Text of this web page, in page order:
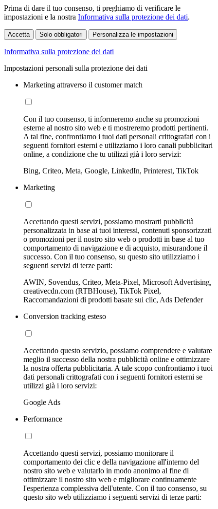
Prima di dare il tuo consenso, ti preghiamo di verificare le
impostazioni e la nostra Informativa sulla protezione dei dati.
Accetta Solo obbligatori Personalizza le impostazioni
Informativa sulla protezione dei dati
Impostazioni personali sulla protezione dei dati
Marketing attraverso il customer match
Con il tuo consenso, ti informeremo anche su promozioni
esterne al nostro sito web e ti mostreremo prodotti pertinenti.
A tal fine, confrontiamo i tuoi dati personali crittografati con i
seguenti fornitori esterni e utilizziamo i loro canali pubblicitari
online, a condizione che tu utilizzi già i loro servizi:
Bing, Criteo, Meta, Google, LinkedIn, Printerest, TikTok
Marketing
Accettando questi servizi, possiamo mostrarti pubblicità
personalizzata in base ai tuoi interessi, contenuti sponsorizzati
o promozioni per il nostro sito web o prodotti in base al tuo
comportamento di navigazione e di acquisto, misurandone il
successo. Con il tuo consenso, su questo sito utilizziamo i
seguenti servizi di terze parti:
AWIN, Sovendus, Criteo, Meta-Pixel, Microsoft Advertising,
creativecdn.com (RTBHouse), TikTok Pixel,
Raccomandazioni di prodotti basate sui clic, Ads Defender
Conversion tracking esteso
Accettando questo servizio, possiamo comprendere e valutare
meglio il successo della nostra pubblicità online e ottimizzare
la nostra offerta pubblicitaria. A tale scopo confrontiamo i tuoi
dati personali crittografati con i seguenti fornitori esterni se
utilizzi già i loro servizi:
Google Ads
Performance
Accettando questi servizi, possiamo monitorare il
comportamento dei clic e della navigazione all'interno del
nostro sito web e valutarlo in modo anonimo al fine di
ottimizzare il nostro sito web e migliorare continuamente
l'esperienza complessiva dell'utente. Con il tuo consenso, su
questo sito web utilizziamo i seguenti servizi di terze parti: